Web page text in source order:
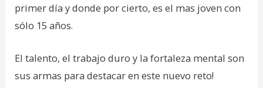
primer día y donde por cierto, es el mas joven con
sólo 15 años.
El talento, el trabajo duro y la fortaleza mental son
sus armas para destacar en este nuevo reto!